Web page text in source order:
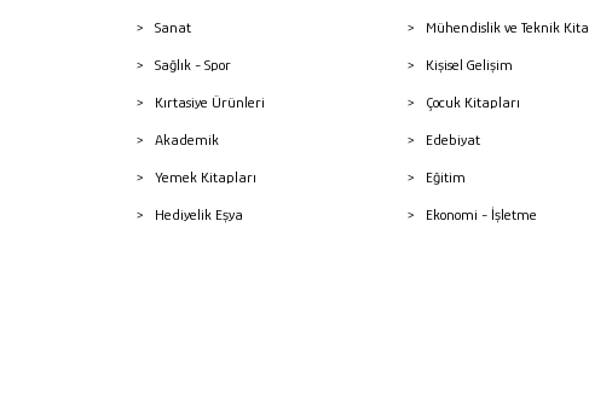
Sanat
Sağlık - Spor
Kırtasiye Ürünleri
Akademik
Yemek Kitapları
Hediyelik Eşya
Mühendislik ve Teknik
Kişisel Gelişim
Çocuk Kitapları
Edebiyat
Eğitim
Ekonomi - İşletme